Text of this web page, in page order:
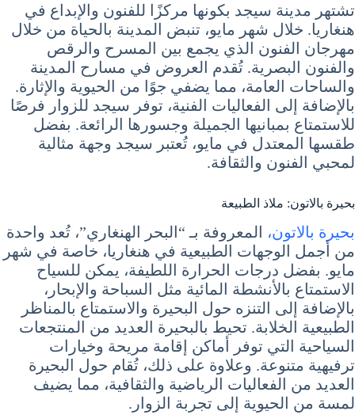
تشتهر مدينة سيجد بكونها مركزًا للفنون والإبداع في
هنغاريا. خلال شهر مايو، تنبض المدينة بالحياة من خلال
مهرجان الفنون الذي يجمع بين المسرح والرقص
والفنون البصرية. تُقدم العروض في مسارح المدينة
والساحات العامة، مما يضفي جوًا من الحيوية والإثارة.
بالإضافة إلى الفعاليات الفنية، توفر سيجد للزوار فرصًا
للاستمتاع بمبانيها الجميلة وجسورها الرائعة. بفضل
طقسها المعتدل في مايو، تُعتبر سيجد وجهة مثالية
لمحبي الفنون والثقافة.
بحيرة بالاتون: ملاذ الطبيعة
بحيرة بالاتون، المعروفة بـ “البحر الهنغاري”، تُعد واحدة
من أجمل الوجهات الطبيعية في هنغاريا، خاصة في شهر
مايو. بفضل درجات الحرارة اللطيفة، يمكن للسياح
الاستمتاع بالأنشطة المائية مثل السباحة والإبحار،
بالإضافة إلى التنزه حول البحيرة والاستمتاع بالمناظر
الطبيعية الخلابة. تحيط بالبحيرة العديد من المنتجعات
السياحية التي توفر أماكن إقامة مريحة وخيارات
ترفيهية متنوعة. وعلاوة على ذلك، تُقام حول البحيرة
العديد من الفعاليات الرياضية والثقافية، مما يضيف
لمسة من الحيوية إلى تجربة الزوار.